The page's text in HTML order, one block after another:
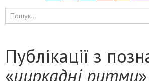
Публікації з
«циркадні ритми»